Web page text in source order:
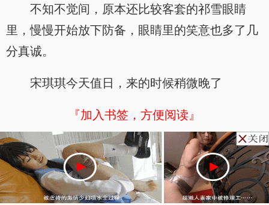
不知不觉间，原本还比较客套的祁雪眼睛
里，慢慢开始放下防备，眼睛里的笑意也多了几
分真诚。
宋琪琪今天值日，来的时候稍微晚了
『加入书签，方便阅读』